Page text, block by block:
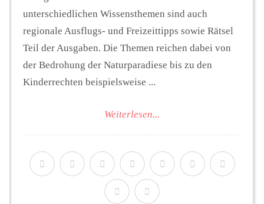
unterschiedlichen Wissensthemen sind auch
regionale Ausflugs- und Freizeittipps sowie Rätsel
Teil der Ausgaben. Die Themen reichen dabei von
der Bedrohung der Naturparadiese bis zu den
Kinderrechten beispielsweise ...
Weiterlesen...